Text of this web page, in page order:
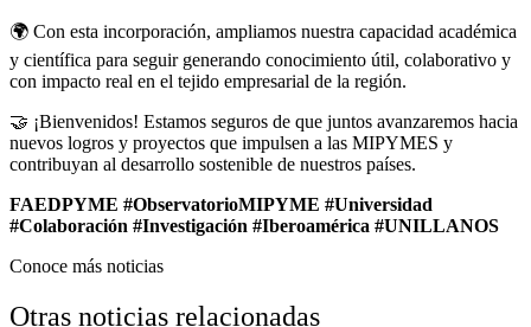
🌍 Con esta incorporación, ampliamos nuestra capacidad académica
y científica para seguir generando conocimiento útil, colaborativo y
con impacto real en el tejido empresarial de la región.
🤝 ¡Bienvenidos! Estamos seguros de que juntos avanzaremos hacia
nuevos logros y proyectos que impulsen a las MIPYMES y
contribuyan al desarrollo sostenible de nuestros países.
FAEDPYME #ObservatorioMIPYME #Universidad
#Colaboración #Investigación #Iberoamérica #UNILLANOS
Conoce más noticias
Otras noticias relacionadas